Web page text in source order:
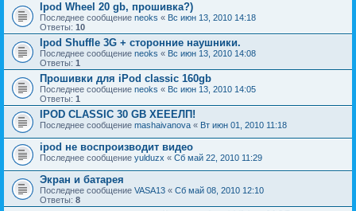
Ipod Wheel 20 gb, прошивка?)
Последнее сообщение neoks « Вс июн 13, 2010 14:18
Ответы: 10
Ipod Shuffle 3G + сторонние наушники.
Последнее сообщение neoks « Вс июн 13, 2010 14:08
Ответы: 1
Прошивки для iPod classic 160gb
Последнее сообщение neoks « Вс июн 13, 2010 14:05
Ответы: 1
IPOD CLASSIC 30 GB ХЕЕЕЛП!
Последнее сообщение mashaivanova « Вт июн 01, 2010 11:18
ipod не воспроизводит видео
Последнее сообщение yulduzx « Сб май 22, 2010 11:29
Экран и батарея
Последнее сообщение VASA13 « Сб май 08, 2010 12:10
Ответы: 8